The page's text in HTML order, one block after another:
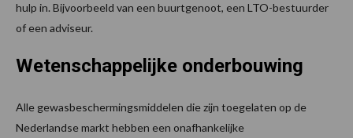
hulp in. Bijvoorbeeld van een buurtgenoot, een LTO-bestuurder
of een adviseur.
Wetenschappelijke onderbouwing
Alle gewasbeschermingsmiddelen die zijn toegelaten op de
Nederlandse markt hebben een onafhankelijke